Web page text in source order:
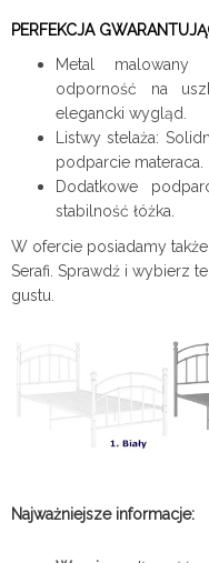
PERFEKCJA
Metal malowany
odporność na
elegancki wygląd.
Listwy stelaża:
podparcie materaca.
Dodatkowe
stabilność łóżka.
W ofercie posiadamy
Serafi. Sprawdź i wybierz
gustu.
Najważniejsze informacje: